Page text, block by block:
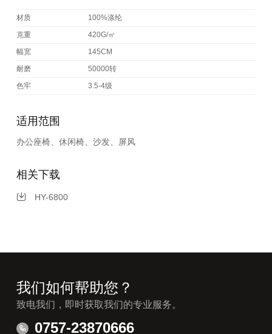
材质
100%涤纶
克重
420G/㎡
幅宽
145CM
耐磨
50000转
色牢
3.5-4级
适用范围
办公座椅、休闲椅、沙发、屏风
相关下载
HY-6800
我们如何帮助您？
致电我们，即时获取我们的专业服务。
0757-23870666